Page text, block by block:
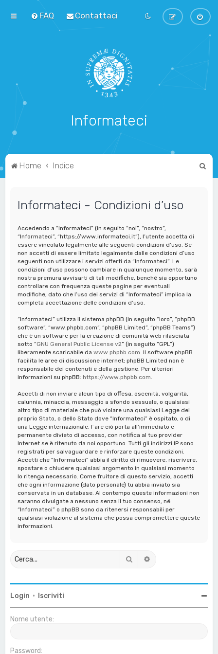
FAQ Contattaci
Informateci
Home Indice
Informateci - Condizioni d’uso
Accedendo a “Informateci” (in seguito “noi”, “nostro”,
“Informateci”, “https://www.informateci.it”), l’utente accetta di
essere vincolato legalmente alle seguenti condizioni d’uso. Se
non accetti di essere limitato legalmente dalle condizioni d’uso
seguenti non utilizzare i servizi offerti da “Informateci”. Le
condizioni d’uso possono cambiare in qualunque momento, sarà
nostra premura avvisarti di tali modifiche, benché sia opportuno
controllare con frequenza queste pagine per eventuali
modifiche, dato che l’uso dei servizi di “Informateci” implica la
completa accettazione delle condizioni d’uso.
“Informateci” utilizza il sistema phpBB (in seguito “loro”, “phpBB
software”, “www.phpbb.com”, “phpBB Limited”, “phpBB Teams”)
che è un software per la creazione di comunità web rilasciata
sotto “GNU General Public License v2” (in seguito “GPL”)
liberamente scaricabile dawww.phpbb.com . Il software phpBB
facilita le aree di discussione internet; phpBB Limited non è
responsabile dei contenuti e della gestione. Per ulteriori
informazioni su phpBB: https://www.phpbb.com
Accetti di non inviare alcun tipo di offesa, oscenità, volgarità,
calunnia, minaccia, messaggio a sfondo sessuale, o qualsiasi
altro tipo di materiale che può violare una qualsiasi Legge del
proprio Stato, o dello Stato dove “Informateci” è ospitato, o di
una Legge internazionale. Fare ciò porta all’immediato e
permanente divieto di accesso, con notifica al tuo provider
Internet se è ritenuto da noi opportuno. Tutti gli indirizzi IP sono
registrati per salvaguardare e rinforzare queste condizioni.
Accetti che “Informateci” abbia il diritto di rimuovere, riscrivere,
spostare o chiudere qualsiasi argomento in qualsiasi momento
lo ritenga necessario. Come fruitore di questo servizio, accetti
che ogni informazione (dato personale) tu abbia inviato sia
conservata in un database. Al contempo queste informazioni non
saranno divulgate a nessuno senza il tuo consenso, né
“Informateci” o phpBB sono da ritenersi responsabili per
qualsiasi violazione al sistema che possa compromettere queste
informazioni.
Cerca
Login • Iscriviti
Nome utente:
Password: